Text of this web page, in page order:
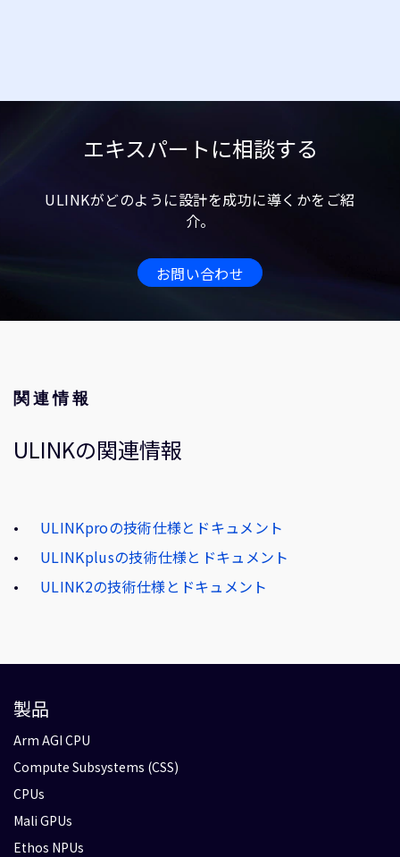
エキスパートに相談する
ULINKがどのように設計を成功に導くかをご紹
介。
お問い合わせ
関連情報
ULINKの関連情報
ULINKproの技術仕様とドキュメント
ULINKplusの技術仕様とドキュメント
ULINK2の技術仕様とドキュメント
製品
Arm AGI CPU
Compute Subsystems (CSS)
CPUs
Mali GPUs
Ethos NPUs